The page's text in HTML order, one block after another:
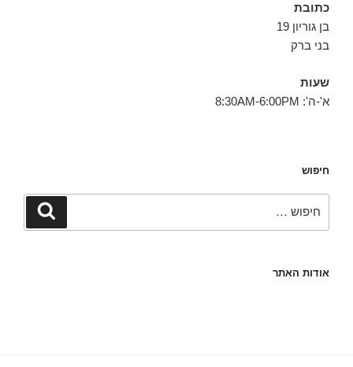
כתובת
בן גוריון 19
בני ברק
שעות
א'-ה': 8:30AM-6:00PM
חיפוש
חיפוש
אודות האתר